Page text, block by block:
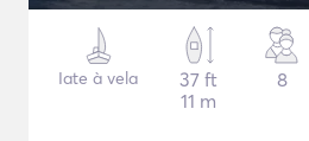
Iate à vela
37 ft
11 m
8